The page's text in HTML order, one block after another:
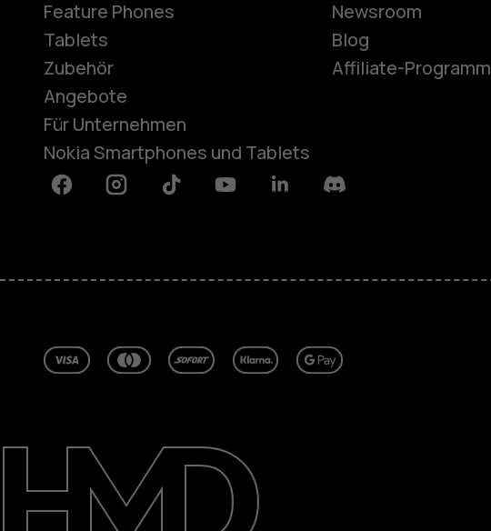
Blog
Support
Deutschland
Feature Phones
Tablets
Zubehör
Angebote
Für Unternehmen
Nokia Smartphones und Tablets
Newsroom
Blog
Affiliate-Programm
FacebookInstagramTiktok YoutubeLinkedinDiscord